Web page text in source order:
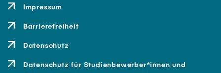
Impressum
Barrierefreiheit
Datenschutz
Datenschutz für Studienbewerber*innen und